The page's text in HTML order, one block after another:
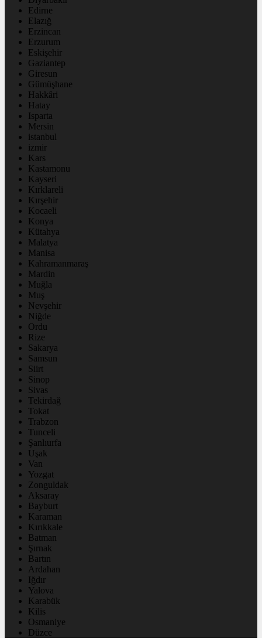
Edirne
Elazığ
Erzincan
Erzurum
Eskişehir
Gaziantep
Giresun
Gümüşhane
Hakkâri
Hatay
Isparta
Mersin
istanbul
izmir
Kars
Kastamonu
Kayseri
Kırklareli
Kırşehir
Kocaeli
Konya
Kütahya
Malatya
Manisa
Kahramanmaraş
Mardin
Muğla
Muş
Nevşehir
Niğde
Ordu
Rize
Sakarya
Samsun
Siirt
Sinop
Sivas
Tekirdağ
Tokat
Trabzon
Tunceli
Şanlıurfa
Uşak
Van
Yozgat
Zonguldak
Aksaray
Bayburt
Karaman
Kırıkkale
Batman
Şırnak
Bartın
Ardahan
Iğdır
Yalova
Karabük
Kilis
Osmaniye
Düzce